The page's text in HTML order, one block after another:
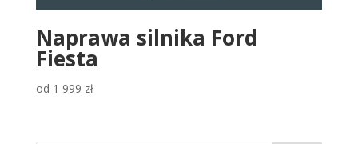
Naprawa silnika Ford
Fiesta
od 1 999 zł